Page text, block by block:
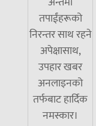
तपाईंहरूको
निरन्तर साथ रहने
अपेक्षासाथ,
उपहार खबर
अनलाइनको
तर्फबाट हार्दिक
नमस्कार।